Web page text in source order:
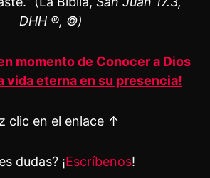
DHH ®, ©)
momento de Conocer a Dios
vida eterna en su presencia!
clic en el enlace ↑
dudas? ¡Escríbenos!